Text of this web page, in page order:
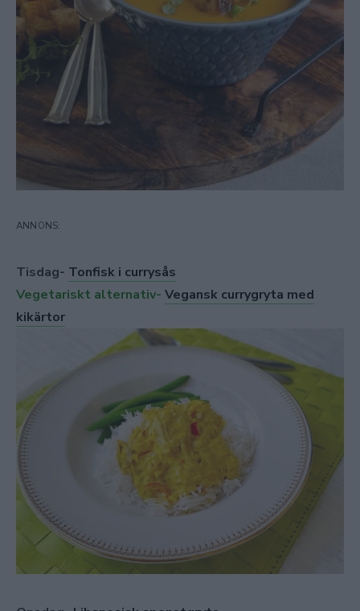
Tisdag- Tonfisk i currysås
Vegetariskt alternativ- Vegansk currygryta med
kikärtor